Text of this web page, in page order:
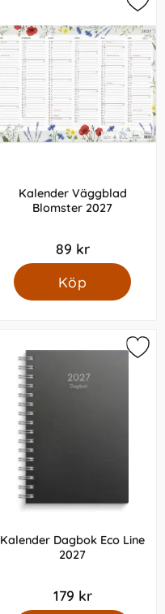
Kalender Väggblad
Blomster 2027
89 kr
Köp
Kalender Dagbok Eco Line
2027
179 kr